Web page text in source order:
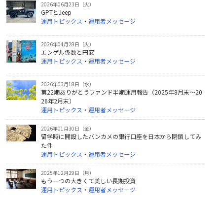
2026年06月23日（火）
GPTとJeep
運用トピックス ・運用者メッセージ
2026年04月28日（火）
エンゲル係数と円安
運用トピックス ・運用者メッセージ
2026年03月18日（水）
第22期ありがとうファンド半期運用報告（2025年8月末～20
26年2月末）
運用トピックス ・運用者メッセージ
2026年01月30日（金）
留学時に開設したバンカメの銀行口座を日本から閉鎖してみ
た件
運用トピックス ・運用者メッセージ
2025年12月29日（月）
もう一つの大きくて美しい長期投資
運用トピックス ・運用者メッセージ